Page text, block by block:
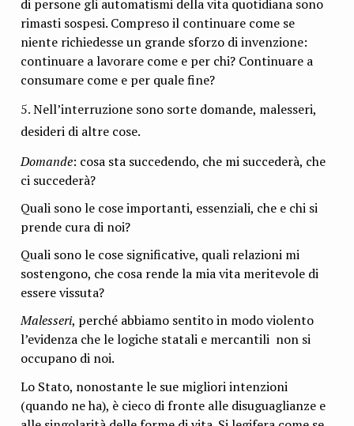
di persone gli automatismi della vita quotidiana sono
rimasti sospesi. Compreso il continuare come se
niente richiedesse un grande sforzo di invenzione:
continuare a lavorare come e per chi? Continuare a
consumare come e per quale fine?
Nell’interruzione sono sorte domande, malesseri,
desideri di altre cose.
Domande: cosa sta succedendo, che mi succederà, che
ci succederà?
Quali sono le cose importanti, essenziali, che e chi si
prende cura di noi?
Quali sono le cose significative, quali relazioni mi
sostengono, che cosa rende la mia vita meritevole di
essere vissuta?
Malesseri, perché abbiamo sentito in modo violento
l’evidenza che le logiche statali e mercantili non si
occupano di noi.
Lo Stato, nonostante le sue migliori intenzioni
(quando ne ha), è cieco di fronte alle disuguaglianze e